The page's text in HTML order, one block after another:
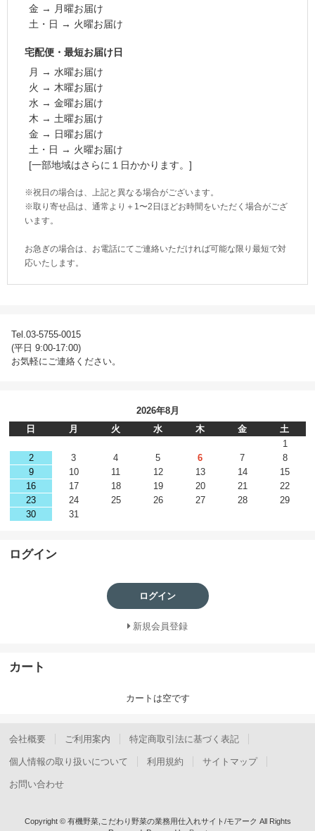
金 → 月曜お届け
土・日 → 火曜お届け
宅配便・最短お届け日
月 → 水曜お届け
火 → 木曜お届け
水 → 金曜お届け
木 → 土曜お届け
金 → 日曜お届け
土・日 → 火曜お届け
[一部地域はさらに１日かかります。]
※祝日の場合は、上記と異なる場合がございます。
※取り寄せ品は、通常より＋1〜2日ほどお時間をいただく場合がござ
います。
お急ぎの場合は、お電話にてご連絡いただければ可能な限り最短で対
応いたします。
Tel.03-5755-0015
(平日 9:00-17:00)
お気軽にご連絡ください。
2026年8月
日
月 火 水 木 金
土
1
2
3 4 5 6 7
8
9
10 11 12 13 14
15
16
17 18 19 20 21
22
23
24 25 26 27 28
29
30
31
ログイン
ログイン
新規会員登録
カート
カートは空です
会社概要 ご利用案内 特定商取引法に基づく表記
個人情報の取り扱いについて 利用規約 サイトマップ
お問い合わせ
Copyright © 有機野菜,こだわり野菜の業務用仕入れサイト/モアーク All Rights